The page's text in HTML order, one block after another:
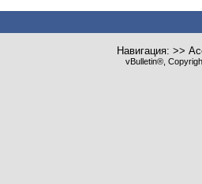
Навигация: >>
vBulletin®,